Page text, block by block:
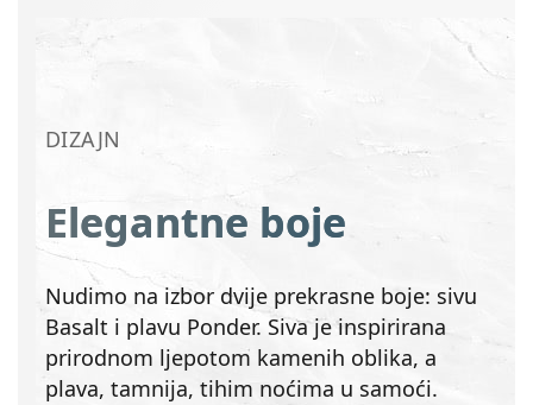
DIZAJN
Elegantne boje
Nudimo na izbor dvije prekrasne boje: sivu
Basalt i plavu Ponder. Siva je inspirirana
prirodnom ljepotom kamenih oblika, a
plava, tamnija, tihim noćima u samoći.